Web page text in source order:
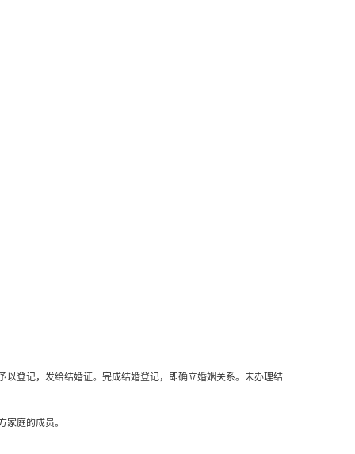
登记，发给结婚证。完成结婚登记，即确立婚姻关系。未办理结
庭的成员。